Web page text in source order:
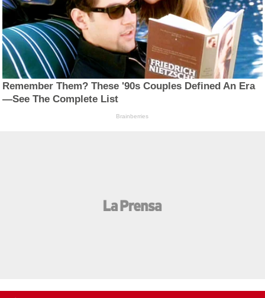
Remember Them? These '90s Couples Defined An Era
—See The Complete List
Brainberries